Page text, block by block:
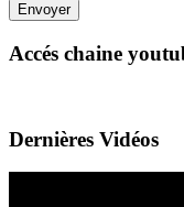
Envoyer
Accés chaine
Dernières Vidéos